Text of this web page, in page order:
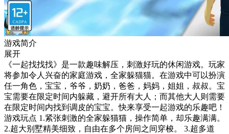
游戏简介
展开
《一起找找找》是一款趣味解压，刺激好玩的休闲游戏。玩家
将参加令人兴奋的家庭游戏，全家躲猫猫。在游戏中可以扮演
任一角色，宝宝，爷爷，奶奶，爸爸，妈妈，姐姐，叔叔。宝
宝需要在限定时间内躲藏，避开所有大人；而其他大人则需要
在限定时间内找到调皮的宝宝。快来享受一起游戏的乐趣吧！
游戏玩点 1.紧张刺激的全家躲猫猫，操作简单，却乐趣满满。
2.超大别墅精美细致，自由在多个房间之间穿梭。 3.超多道